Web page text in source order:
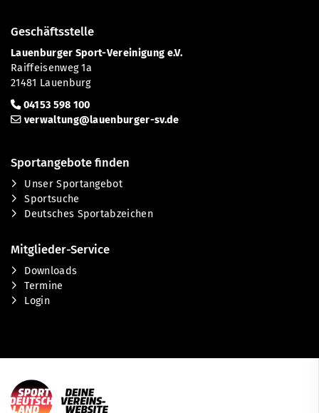
Geschäftsstelle
Lauenburger Sport-Vereinigung e.V.
Raiffeisenweg 1a
21481 Lauenburg
04153 598 100
verwaltung@lauenburger-sv.de
Sportangebote finden
Unser Sportangebot
Sportsuche
Deutsches Sportabzeichen
Mitglieder-Service
Downloads
Termine
Login